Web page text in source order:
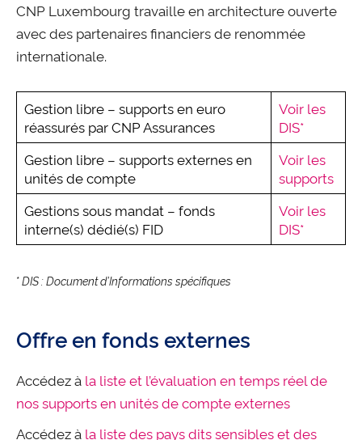
CNP Luxembourg travaille en architecture ouverte
avec des partenaires financiers de renommée
internationale.
Gestion libre – supports en euro
réassurés par CNP Assurances
Voir les
DIS*
Gestion libre – supports externes en
unités de compte
Voir les
supports
Gestions sous mandat – fonds
interne(s) dédié(s) FID
Voir les
DIS*
*DIS : Document d’Informations spécifiques
Offre en fonds externes
Accédez à la liste et l’évaluation en temps réel de
nos supports en unités de compte externes
Accédez à la liste des pays dits sensibles et des